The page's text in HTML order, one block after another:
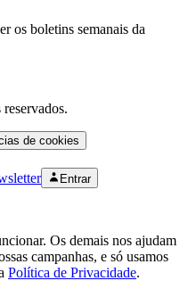
os boletins semanais da
de cookies
Entrar
Os demais nos ajudam
campanhas, e só usamos
Política de Privacidade.